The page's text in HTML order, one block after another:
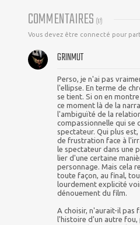
COMMENTAIRES (17)
Vous devez être connecté pour
GRINMUT
Perso, je n'ai pas
l'ellipse. En terme de
se tient. Si on en
ce moment là de la
l'ambiguïté de la
compassionnelle qui se
spectateur. Qui plus
de frustration face à
le spectateur dans une
lier d'une certaine
personnage. Mais cela
toute façon, au final,
lourdement explicité
dénouement du film.
A choisir, n'aurait-il pas
l'histoire d'un autre